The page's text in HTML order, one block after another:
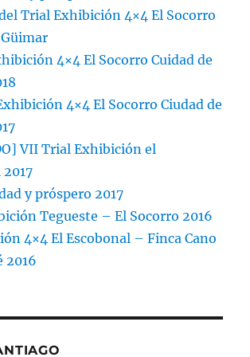
Trial Exhibición 4×4 El Socorro
4×4 El Socorro Cuidad de
4×4 El Socorro Ciudad de
VII Trial Exhibición el
y próspero 2017
Tegueste – El Socorro 2016
4×4 El Escobonal – Finca Cano
2016